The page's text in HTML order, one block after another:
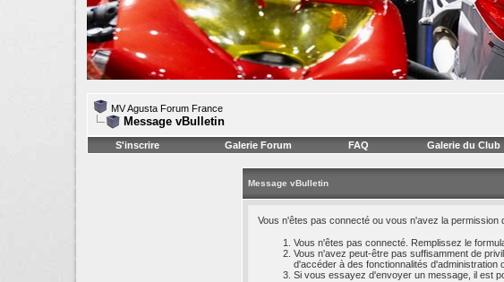
MV Agusta Forum France
Message vBulletin
S'inscrire
Galerie Forum FAQ Galerie du Club
Message vBulletin
Vous n'êtes pas connecté ou vous n'avez la
Vous n'êtes pas connecté. Remplissez le
Vous n'avez peut-être pas suffisamment de
d'accéder à des fonctionnalités d'administration
Si vous essayez d'envoyer un message, il est